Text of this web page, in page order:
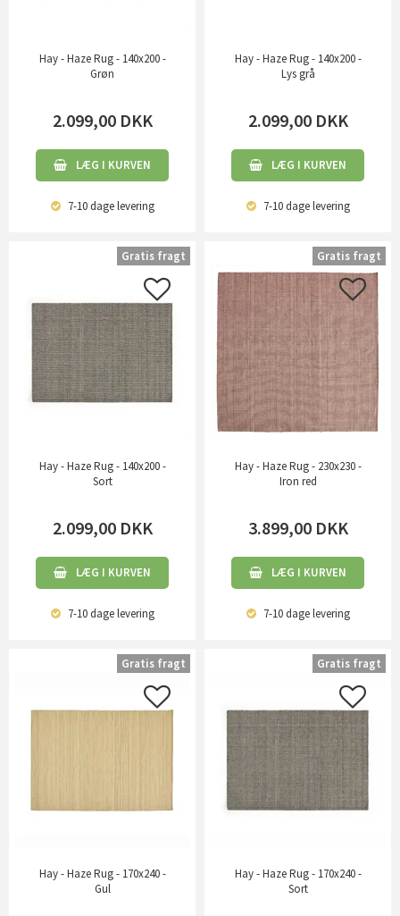
Hay - Haze Rug - 140x200 -
Grøn
2.099,00 DKK
LÆG I KURVEN
7-10 dagelevering
Hay - Haze Rug - 140x200 -
Lys grå
2.099,00 DKK
LÆG I KURVEN
7-10 dagelevering
Hay - Haze Rug - 140x200 -
Sort
2.099,00 DKK
LÆG I KURVEN
7-10 dagelevering
Gratis fragt
Hay - Haze Rug - 230x230 -
Iron red
3.899,00 DKK
LÆG I KURVEN
7-10 dagelevering
Gratis fragt
Hay - Haze Rug - 170x240 -
Gul
Gratis fragt
Hay - Haze Rug - 170x240 -
Sort
Gratis fragt